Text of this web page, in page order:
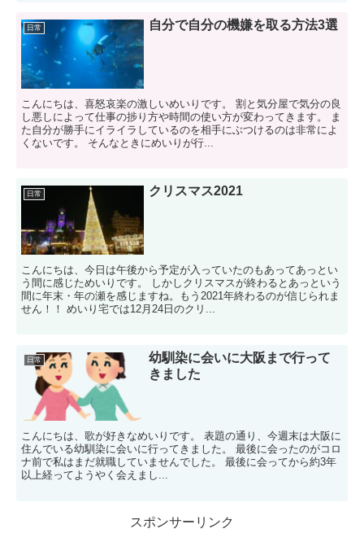
日常 自分で自分の機嫌を取る方法3選
こんにちは、喜怒哀楽の激しいめいりです。 割と気分屋で気分の良
し悪しによって仕事の捗り方や時間の使い方が変わってきます。 ま
た自分が勝手にイライラしているのを相手にぶつけるのは非常によ
くないです。 そんなときにめいりが行...
日常 クリスマス2021
こんにちは、今日は午後から予定が入っていたのもあってあっとい
う間に感じためいりです。 しかしクリスマスが終わるとあっという
間に年末・年の瀬を感じますね。もう2021年終わるのが信じられま
せん！！ めいり宅では12月24日のクリ...
日常
幼馴染に会いに大阪まで行って
きました
こんにちは、歌が好きなめいりです。 表題の通り、今週末は大阪に
住んでいる幼馴染に会いに行ってきました。 最後に会ったのがコロ
ナ前で私はまだ就職していませんでした。 最後に会ってから約3年
以上経ってようやく会えまし...
スポンサーリンク